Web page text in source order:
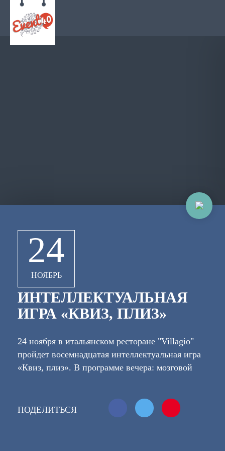
24
НОЯБРЬ
ИНТЕЛЛЕКТУАЛЬНАЯ
ИГРА «КВИЗ, ПЛИЗ»
24 ноября в итальянском ресторане "Villagio"
пройдет восемнадцатая интеллектуальная игра
«Квиз, плиз». В программе вечера: мозговой
продолжительность игры 2-2,5 часа. Приятная
атмосфера бара, крутые призы команде за
ПОДЕЛИТЬСЯ